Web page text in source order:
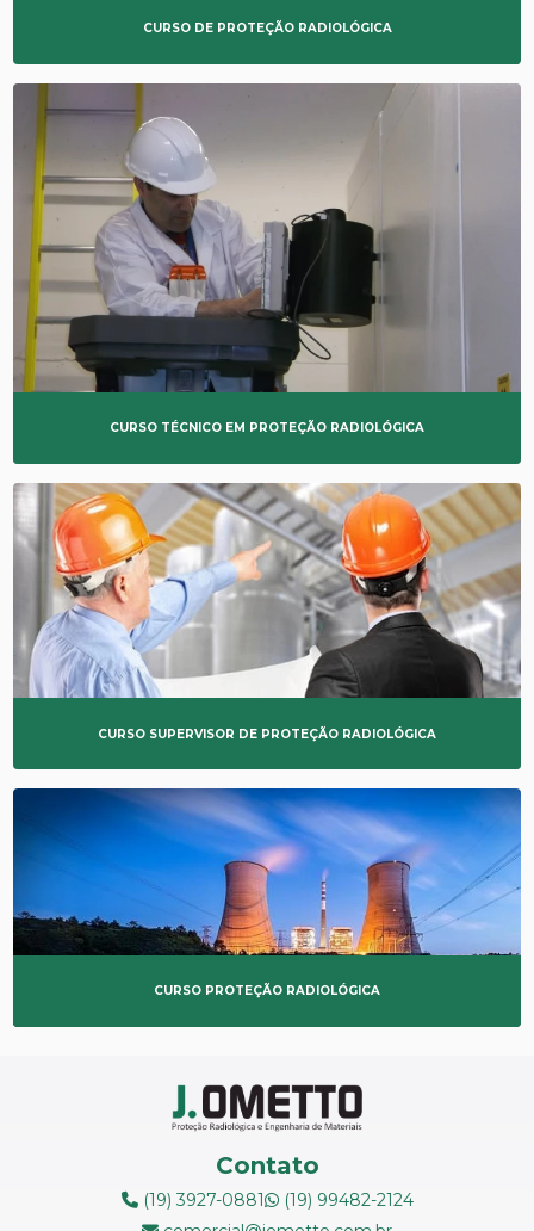
CURSO DE PROTEÇÃO RADIOLÓGICA
CURSO TÉCNICO EM PROTEÇÃO RADIOLÓGICA
CURSO SUPERVISOR DE PROTEÇÃO RADIOLÓGICA
CURSO PROTEÇÃO RADIOLÓGICA
Contato
(19) 3927-0881
(19) 99482-2124